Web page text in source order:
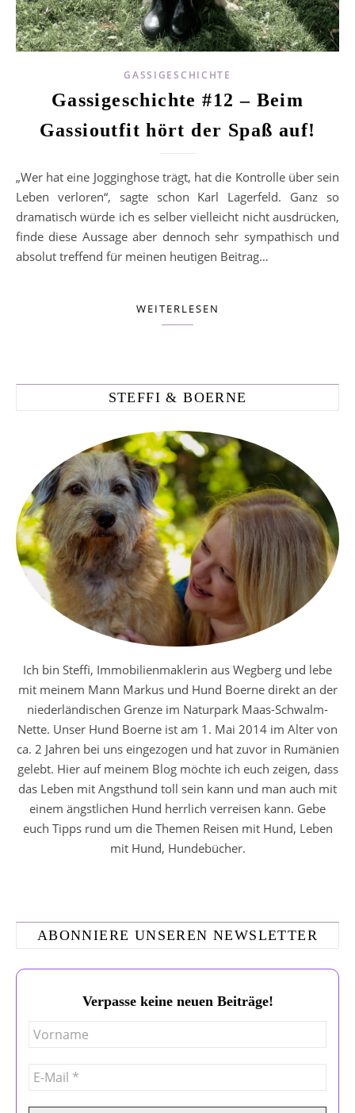
GASSIGESCHICHTE
Gassigeschichte #12 – Beim
Gassioutfit hört der Spaß auf!
„Wer hat eine Jogginghose trägt, hat die Kontrolle über sein
Leben verloren“, sagte schon Karl Lagerfeld. Ganz so
dramatisch würde ich es selber vielleicht nicht ausdrücken,
finde diese Aussage aber dennoch sehr sympathisch und
absolut treffend für meinen heutigen Beitrag…
WEITERLESEN
STEFFI & BOERNE
Ich bin Steffi, Immobilienmaklerin aus Wegberg und lebe
mit meinem Mann Markus und Hund Boerne direkt an der
niederländischen Grenze im Naturpark Maas-Schwalm-
Nette. Unser Hund Boerne ist am 1. Mai 2014 im Alter von
ca. 2 Jahren bei uns eingezogen und hat zuvor in Rumänien
gelebt. Hier auf meinem Blog möchte ich euch zeigen, dass
das Leben mit Angsthund toll sein kann und man auch mit
einem ängstlichen Hund herrlich verreisen kann. Gebe
euch Tipps rund um die Themen Reisen mit Hund, Leben
mit Hund, Hundebücher.
ABONNIERE UNSEREN NEWSLETTER
Verpasse keine neuen Beiträge!